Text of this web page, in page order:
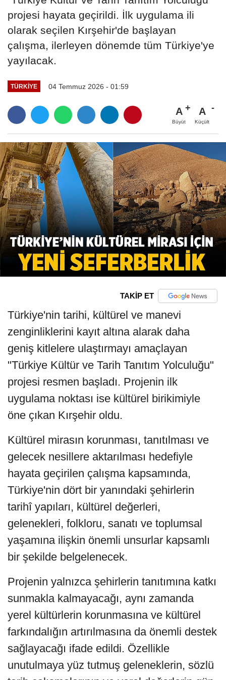
projesi hayata geçirildi. İlk uygulama ili
olarak seçilen Kırşehir'de başlayan
çalışma, ilerleyen dönemde tüm Türkiye'ye
yayılacak.
TÜRKIYE 04 Temmuz 2026 - 01:59
A
Büyüt
A
Küçült
TAKİP ET
Türkiye'nin tarihi, kültürel ve manevi
zenginliklerini kayıt altına alarak daha
geniş kitlelere ulaştırmayı amaçlayan
"Türkiye Kültür ve Tarih Tanıtım Yolculuğu"
projesi resmen başladı. Projenin ilk
uygulama noktası ise kültürel birikimiyle
öne çıkan Kırşehir oldu.
Kültürel mirasın korunması, tanıtılması ve
gelecek nesillere aktarılması hedefiyle
hayata geçirilen çalışma kapsamında,
Türkiye'nin dört bir yanındaki şehirlerin
tarihî yapıları, kültürel değerleri,
gelenekleri, folkloru, sanatı ve toplumsal
yaşamına ilişkin önemli unsurlar kapsamlı
bir şekilde belgelenecek.
Projenin yalnızca şehirlerin tanıtımına katkı
sunmakla kalmayacağı, aynı zamanda
yerel kültürlerin korunmasına ve kültürel
farkındalığın artırılmasına da önemli destek
sağlayacağı ifade edildi. Özellikle
unutulmaya yüz tutmuş geleneklerin, sözlü